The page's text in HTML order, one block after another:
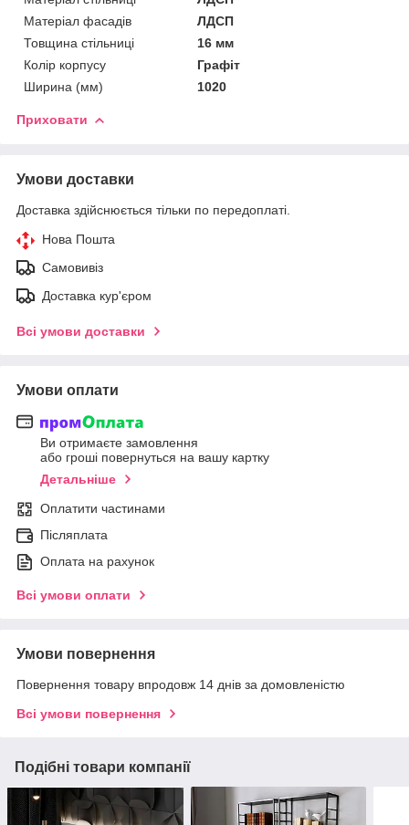
Матеріал фасадів
ЛДСП
Товщина стільниці
16 мм
Колір корпусу
Графіт
Ширина (мм)
1020
Приховати
Умови доставки
Доставка здійснюється тільки по передоплаті.
Нова Пошта
Самовивіз
Доставка кур'єром
Всі умови доставки
Умови оплати
Ви отримаєте замовлення
або гроші повернуться на вашу картку
Детальніше
Оплатити частинами
Післяплата
Оплата на рахунок
Всі умови оплати
Умови повернення
Повернення товару впродовж 14 днів за домовленістю
Всі умови повернення
Подібні товари компанії